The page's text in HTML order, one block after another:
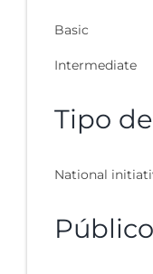
Basic
Intermediate
Tipo
National